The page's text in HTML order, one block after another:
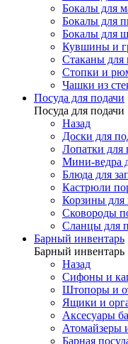
Бокалы для
Бокалы для
Бокалы для
Кувшины и
Стаканы для
Стопки и
Чашки из
Посуда для подачи
Посуда для подачи
Назад
Доски для
Лопатки для
Мини-ведра
Блюда для
Кастрюли
Корзины для
Сковороды
Сланцы для
Барный инвентарь
Барный инвентарь
Назад
Сифоны и
Штопоры и
Ящики и
Аксесуары
Атомайзеры
Барная